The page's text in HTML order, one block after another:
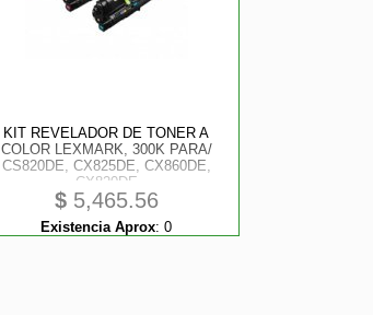
KIT REVELADOR DE TONER A
COLOR LEXMARK, 300K PARA/
CS820DE, CX825DE, CX860DE,
CX820DE
$5,465.56
Existencia Aprox: 0